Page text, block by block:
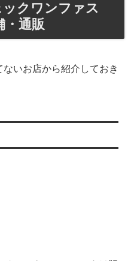
クワンファス
・通販
いお店から紹介しておき